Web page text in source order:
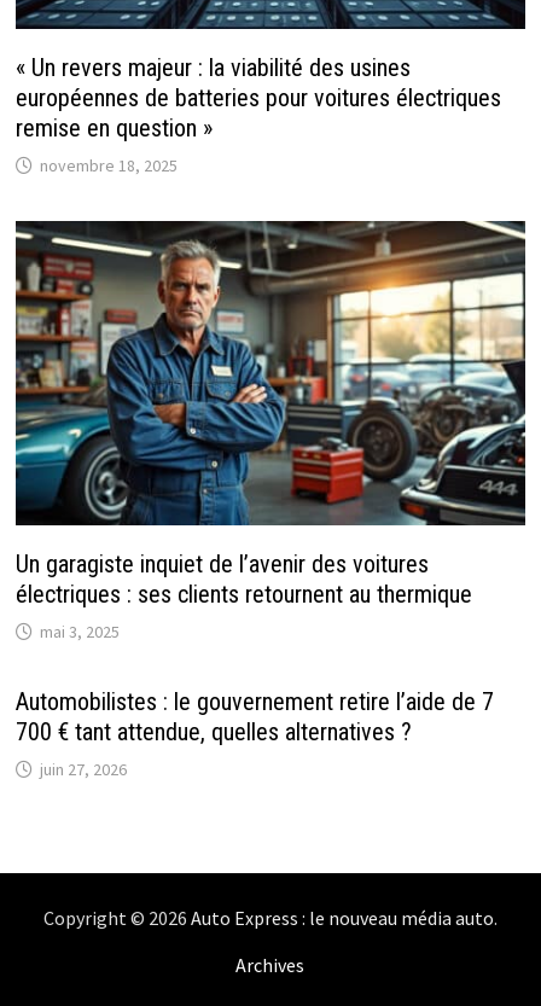
« Un revers majeur : la viabilité des usines
européennes de batteries pour voitures électriques
remise en question »
novembre 18, 2025
Un garagiste inquiet de l’avenir des voitures
électriques : ses clients retournent au thermique
mai 3, 2025
Automobilistes : le gouvernement retire l’aide de 7
700 € tant attendue, quelles alternatives ?
juin 27, 2026
Copyright © 2026 Auto Express : le nouveau média auto.
Archives